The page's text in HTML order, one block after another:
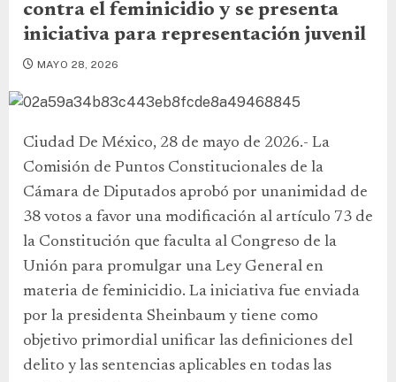
contra el feminicidio y se presenta
iniciativa para representación juvenil
MAYO 28, 2026
Ciudad De México, 28 de mayo de 2026.- La
Comisión de Puntos Constitucionales de la
Cámara de Diputados aprobó por unanimidad de
38 votos a favor una modificación al artículo 73 de
la Constitución que faculta al Congreso de la
Unión para promulgar una Ley General en
materia de feminicidio. La iniciativa fue enviada
por la presidenta Sheinbaum y tiene como
objetivo primordial unificar las definiciones del
delito y las sentencias aplicables en todas las